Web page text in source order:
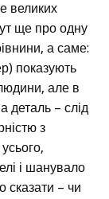
великих
ще про одну
а саме:
показують
але в
деталь – слід
з
і шанувало
сказати – чи